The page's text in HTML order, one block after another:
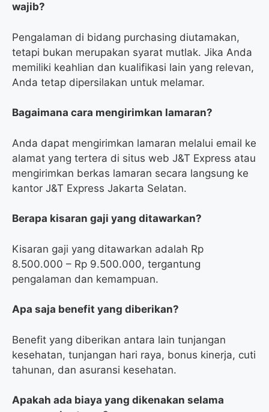
wajib?
Pengalaman di bidang purchasing diutamakan,
tetapi bukan merupakan syarat mutlak. Jika Anda
memiliki keahlian dan kualifikasi lain yang relevan,
Anda tetap dipersilakan untuk melamar.
Bagaimana cara mengirimkan lamaran?
Anda dapat mengirimkan lamaran melalui email ke
alamat yang tertera di situs web J&T Express atau
mengirimkan berkas lamaran secara langsung ke
kantor J&T Express Jakarta Selatan.
Berapa kisaran gaji yang ditawarkan?
Kisaran gaji yang ditawarkan adalah Rp
8.500.000 – Rp 9.500.000, tergantung
pengalaman dan kemampuan.
Apa saja benefit yang diberikan?
Benefit yang diberikan antara lain tunjangan
kesehatan, tunjangan hari raya, bonus kinerja, cuti
tahunan, dan asuransi kesehatan.
Apakah ada biaya yang dikenakan selama